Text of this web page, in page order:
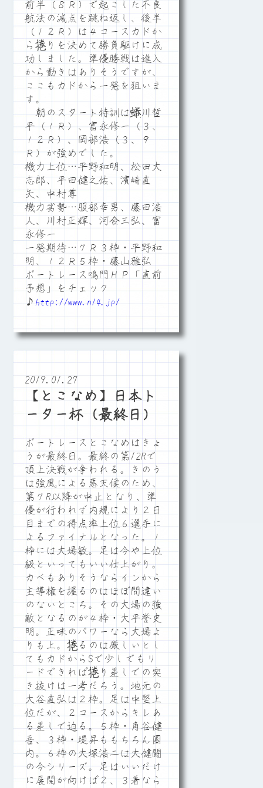
前半（８Ｒ）で起こした不良
航法の減点を跳ね返し、後半
（１２Ｒ）は４コースカドか
ら捲りを決めて勝負駆けに成
功しました。準優勝戦は進入
から動きはありそうですが、
ここもカドから一発を狙いま
す。
朝のスタート特訓は蜷川哲
平（１Ｒ）、富永修一（３、
１２Ｒ）、岡部浩（３、９
Ｒ）が強めでした。
機力上位…平野和明、松田大
志郎、平田健之佑、濱崎直
矢、中村尊
機力劣勢…服部幸男、藤田浩
人、川村正輝、河合三弘、富
永修一
一発期待…７Ｒ３枠・平野和
明、１２Ｒ５枠・藤山雅弘
ボートレース鳴門ＨＰ「直前
予想」をチェック
♪ http://www.n14.jp/
2019.01.27
【とこなめ】日本ト
ーター杯（最終日）
ボートレースとこなめはきょ
うが最終日。最終の第12Rで
頂上決戦が争われる。きのう
は強風による悪天候のため、
第７R以降が中止となり、準
優が行われず内規により２日
目までの得点率上位６選手に
よるファイナルとなった。１
枠には大場敏。足は今や上位
級といってもいい仕上がり。
カベもありそうならインから
主導権を握るのはほぼ間違い
のないところ。その大場の強
敵となるのが４枠・大平誉史
明。正味のパワーなら大場よ
りも上。捲るのは厳しいとし
てもカドからSで少しでもリ
ードできれば捲り差しでの突
き抜けは一考だろう。地元の
大谷直弘は２枠。足は中堅上
位だが、２コースからキレあ
る差しで迫る。５枠・角谷健
吾、３枠・堤昇ももちろん圏
内。６枠の大塚浩二は大健闘
の今シリーズ。足はいいだけ
に展開が向けば２、３着なら